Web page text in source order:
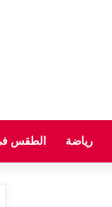
رياضة الطقس